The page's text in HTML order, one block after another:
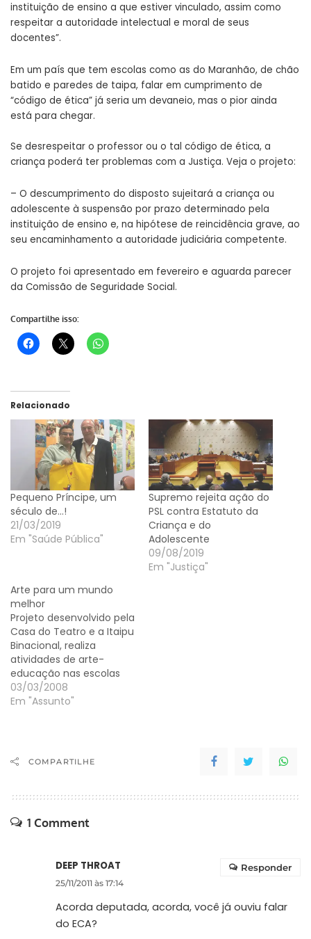
instituição de ensino a que estiver vinculado, assim como
respeitar a autoridade intelectual e moral de seus
docentes”.
Em um país que tem escolas como as do Maranhão, de chão
batido e paredes de taipa, falar em cumprimento de
“código de ética” já seria um devaneio, mas o pior ainda
está para chegar.
Se desrespeitar o professor ou o tal código de ética, a
criança poderá ter problemas com a Justiça. Veja o projeto:
– O descumprimento do disposto sujeitará a criança ou
adolescente à suspensão por prazo determinado pela
instituição de ensino e, na hipótese de reincidência grave, ao
seu encaminhamento a autoridade judiciária competente.
O projeto foi apresentado em fevereiro e aguarda parecer
da Comissão de Seguridade Social.
Compartilhe isso:
Relacionado
Pequeno Príncipe, um
século de…!
21/03/2019
Em "Saúde Pública"
Supremo rejeita ação do
PSL contra Estatuto da
Criança e do
Adolescente
09/08/2019
Em "Justiça"
Arte para um mundo
melhor
Projeto desenvolvido pela
Casa do Teatro e a Itaipu
Binacional, realiza
atividades de arte-
educação nas escolas
do município. O ano
letivo das escolas
naquelas que estão
comboio que promove
arte-educação, cultura e
03/03/2008
Em "Assunto"
COMPARTILHE
1 Comment
DEEP THROAT
25/11/2011 às 17:14
Acorda deputada, acorda, você já ouviu falar
do ECA?
Responder